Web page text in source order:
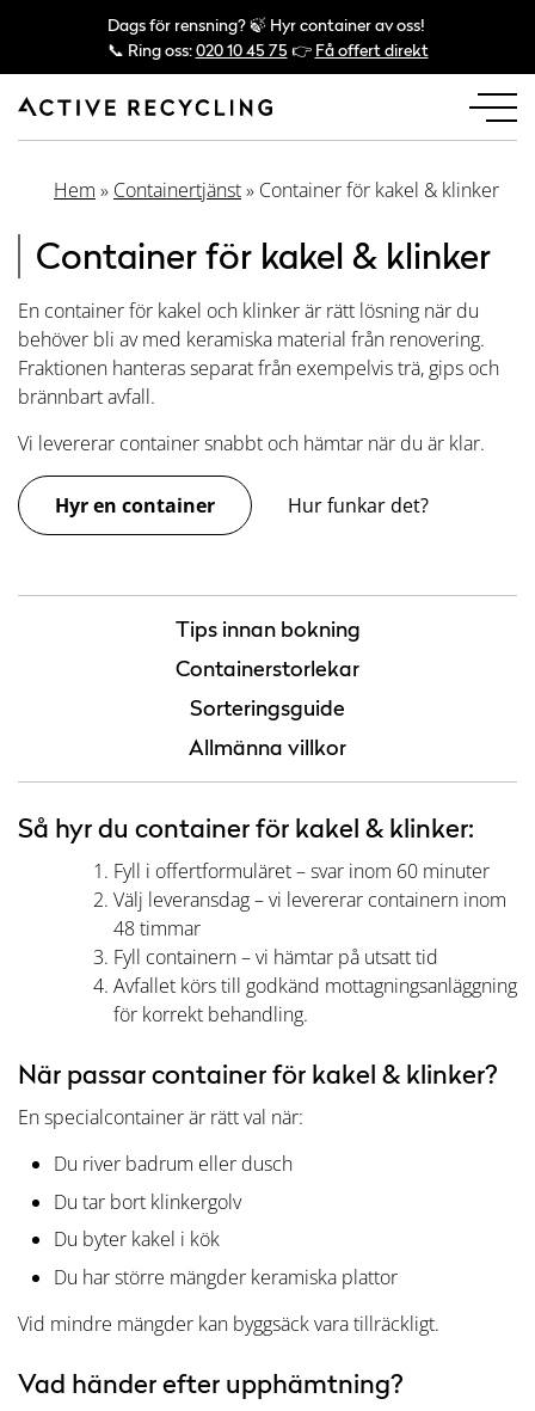
Dags för rensning? 🍃 Hyr container av oss!
📞 Ring oss:020 10 45 75 👉 Få offert direkt
Hem » Containertjänst» Container för kakel & klinker
Container för kakel & klinker
En container för kakel och klinker är rätt lösning när du
behöver bli av med keramiska material från renovering.
Fraktionen hanteras separat från exempelvis trä, gips och
brännbart avfall.
Vi levererar container snabbt och hämtar när du är klar.
Hyr en container Hur funkar det?
Tips innan bokning
Containerstorlekar
Sorteringsguide
Allmänna villkor
Så hyr du container för kakel & klinker:
Fyll i offertformuläret – svar inom 60 minuter
Välj leveransdag – vi levererar containern inom
48 timmar
Fyll containern – vi hämtar på utsatt tid
Avfallet körs till godkänd mottagningsanläggning
för korrekt behandling.
När passar container för kakel & klinker?
En specialcontainer är rätt val när:
Du river badrum eller dusch
Du tar bort klinkergolv
Du byter kakel i kök
Du har större mängder keramiska plattor
Vid mindre mängder kan byggsäck vara tillräckligt.
Vad händer efter upphämtning?